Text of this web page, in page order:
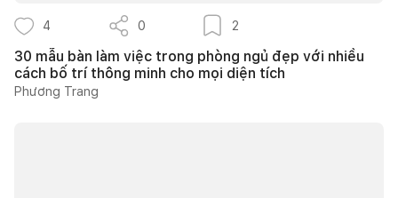
4 0 2
30 mẫu bàn làm việc trong phòng ngủ đẹp với nhiều
cách bố trí thông minh cho mọi diện tích
Phương Trang